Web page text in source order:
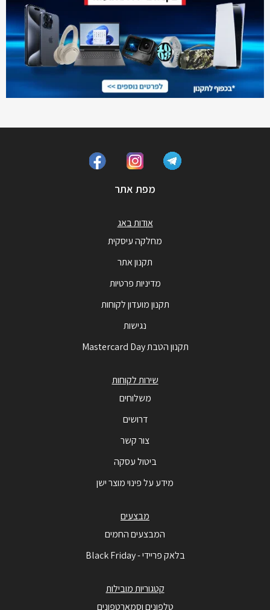
מפת אתר
אודות באג
מחלקה עיסקית
תקנון אתר
מדיניות פרטיות
תקנון מועדון לקוחות
נגישות
תקנון הטבת Mastercard Day
שירות לקוחות
משלוחים
דרושים
צור קשר
ביטול עסקה
מידע על פינוי מוצר ישן
מבצעים
המבצעים החמים
בלאק פריידי - Black Friday
קטגוריות מובילות
טלפונים וסמארטפונים